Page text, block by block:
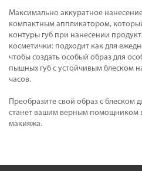
Максимально аккуратное
компактным аппликатором,
контуры губ при нанесении
косметички: подходит как для
чтобы создать особый образ для
пышных губ с устойчивым блеском
часов.
Преобразите свой образ с блеском
станет вашим верным помощником
макияжа.